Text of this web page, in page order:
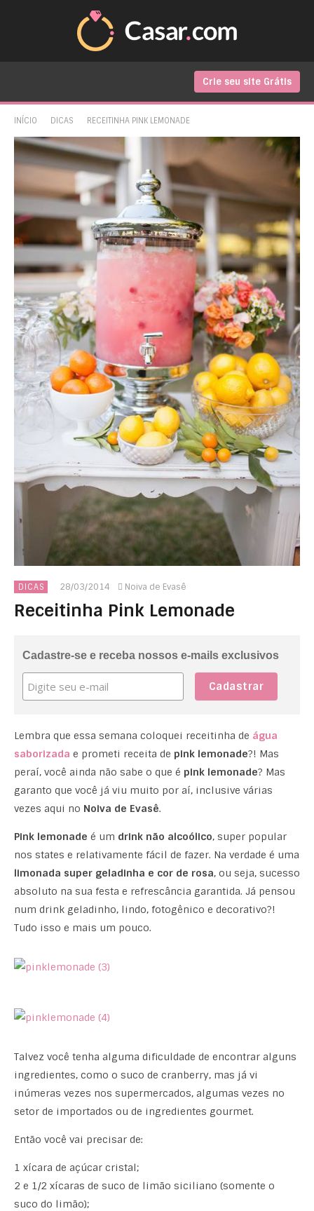
Crie seu site Grátis
INÍCIO DICAS RECEITINHA PINK LEMONADE
DICAS 28/03/2014 Noiva de Evasê
Receitinha Pink Lemonade
Cadastre-se e receba nossos e-mails exclusivos
Lembra que essa semana coloquei receitinha de água
saborizada e prometi receita de pink lemonade?! Mas
peraí, você ainda não sabe o que é pink lemonade? Mas
garanto que você já viu muito por aí, inclusive várias
vezes aqui no Noiva de Evasê.
Pink lemonade é um drink não alcoólico, super popular
nos states e relativamente fácil de fazer. Na verdade é uma
limonada super geladinha e cor de rosa, ou seja, sucesso
absoluto na sua festa e refrescância garantida. Já pensou
num drink geladinho, lindo, fotogênico e decorativo?!
Tudo isso e mais um pouco.
Talvez você tenha alguma dificuldade de encontrar alguns
ingredientes, como o suco de cranberry, mas já vi
inúmeras vezes nos supermercados, algumas vezes no
setor de importados ou de ingredientes gourmet.
Então você vai precisar de:
1 xícara de açúcar cristal;
2 e 1/2 xícaras de suco de limão siciliano (somente o
suco do limão);